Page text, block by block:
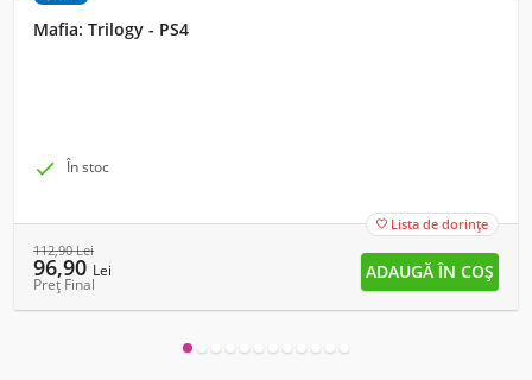
Mafia: Trilogy - PS4
 În stoc
 Lista de dorințe
112,90Lei
96,90 Lei
Preț Final